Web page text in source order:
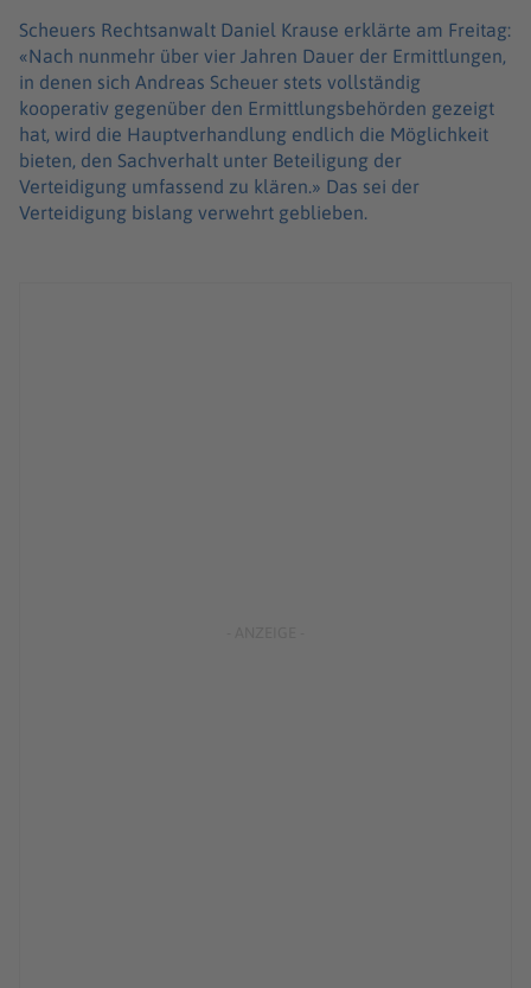
Scheuers Rechtsanwalt Daniel Krause erklärte am Freitag:
«Nach nunmehr über vier Jahren Dauer der Ermittlungen,
in denen sich Andreas Scheuer stets vollständig
kooperativ gegenüber den Ermittlungsbehörden gezeigt
hat, wird die Hauptverhandlung endlich die Möglichkeit
bieten, den Sachverhalt unter Beteiligung der
Verteidigung umfassend zu klären.» Das sei der
Verteidigung bislang verwehrt geblieben.